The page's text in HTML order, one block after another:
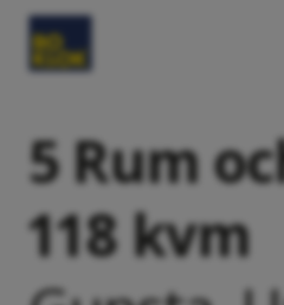
5 Rum
118 kvm